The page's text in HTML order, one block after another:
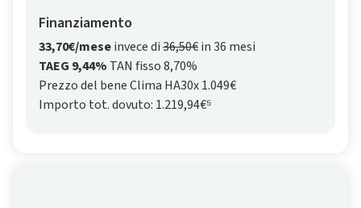
Finanziamento
33,70€/meseinvece di36,50€in 36 mesi
TAEG 9,44% TAN fisso 8,70%
Prezzo del bene Clima HA30x 1.049€
Importo tot. dovuto: 1.219,94€⁵